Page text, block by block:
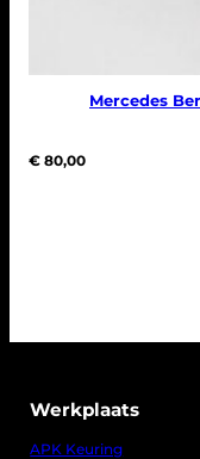
Mercedes
€ 80,00
Werkplaats
APK Keuring